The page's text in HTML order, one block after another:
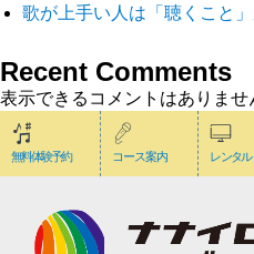
歌が上手い人は「聴くこと
Recent Comments
表示できるコメントはありませ
無料体験予約 コース案内 レンタル